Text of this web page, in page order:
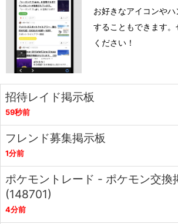
お好きなアイコンや
することもできます
ください！
招待レイド掲示板
59秒前
フレンド募集掲示板
1分前
ポケモントレード - ポケモン交換
(148701)
4分前